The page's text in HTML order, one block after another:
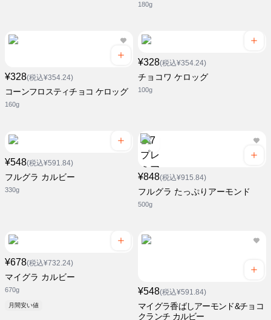
180g
¥328(税込¥354.24)
コーンフロスティチョコ ケロッグ
160g
¥328(税込¥354.24)
チョコワ ケロッグ
100g
¥548(税込¥591.84)
フルグラ カルビー
330g
¥848(税込¥915.84)
フルグラ たっぷりアーモンド
500g
¥678(税込¥732.24)
マイグラ カルビー
670g
月間安い値
¥548(税込¥591.84)
マイグラ香ばしアーモンド&チョコ
クランチ カルビー